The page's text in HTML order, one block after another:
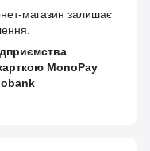
магазин залишає
MonoPay